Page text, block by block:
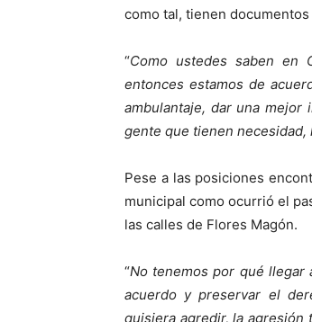
como tal, tienen
“Como ustedes saben en
entonces estamos de
ambulantaje, dar una mejor
gente que tienen necesidad,
Pese a las posiciones
municipal como ocurrió el
las calles de Flores Magón.
“No tenemos por qué llegar
acuerdo y preservar el
quisiera agredir, la agresión